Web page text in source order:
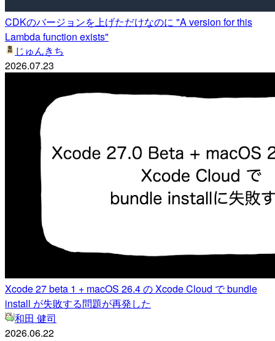
CDKのバージョンを上げただけなのに "A version for this
Lambda function exists"
じゅんきち
2026.07.23
Xcode 27 beta 1 + macOS 26.4 の Xcode Cloud で bundle
install が失敗する問題が再発した
和田 健司
2026.06.22